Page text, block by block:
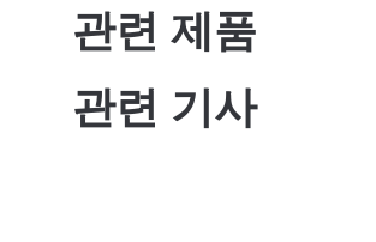
관련 제품
관련 기사